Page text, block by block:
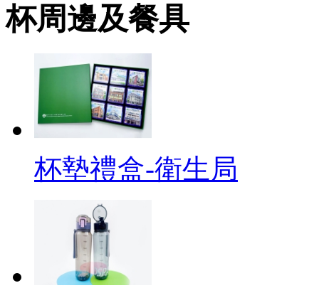
杯周邊及餐具
杯墊禮盒-衛生局